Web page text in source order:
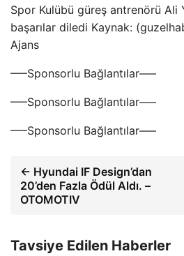
Spor Kulübü güreş antrenörü Ali
başarılar diledi Kaynak:
Ajans
—–Sponsorlu Bağlantılar—–
—–Sponsorlu Bağlantılar—–
—–Sponsorlu Bağlantılar—–
← Hyundai IF Design’dan
20’den Fazla Ödül Aldı. –
OTOMOTIV
Tavsiye Edilen Haberler